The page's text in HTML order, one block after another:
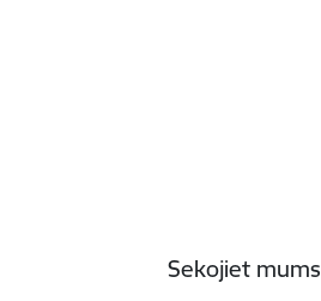
Sekojiet mums